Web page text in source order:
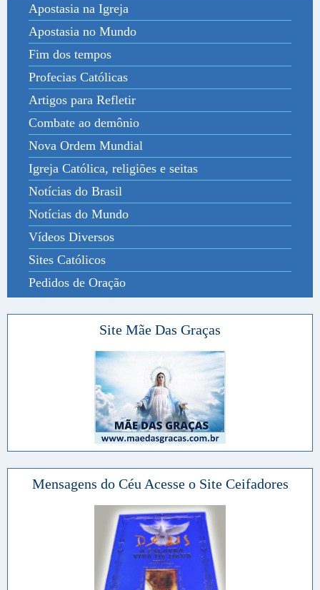
Apostasia na Igreja
Apostasia no Mundo
Fim dos tempos
Profecias Católicas
Artigos para Refletir
Combate ao demônio
Nova Ordem Mundial
Igreja Católica, religiões e seitas
Notícias do Brasil
Notícias do Mundo
Vídeos Diversos
Sites Católicos
Pedidos de Oração
Site Mãe Das Graças
Mensagens do Céu Acesse o Site Ceifadores